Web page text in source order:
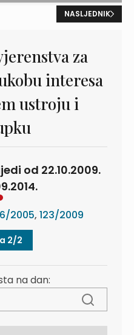
NASLJEDNIK
za
interesa
ustroju i
od 22.10.2009.
2005, 123/2009
2/2
na dan: